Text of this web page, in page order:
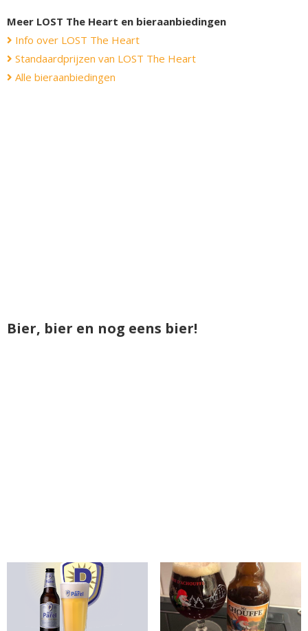
Meer LOST The Heart en bieraanbiedingen
Info over LOST The Heart
Standaardprijzen van LOST The Heart
Alle bieraanbiedingen
Bier, bier en nog eens bier!